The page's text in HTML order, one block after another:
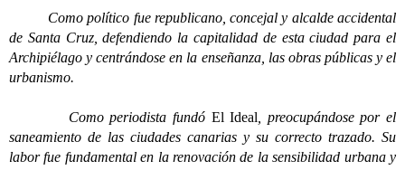
Como político fue republicano, concejal y alcalde accidental
de Santa Cruz, defendiendo la capitalidad de esta ciudad para el
Archipiélago y centrándose en la enseñanza, las obras públicas y el
urbanismo.
Como periodista fundó El Ideal , preocupándose por el
saneamiento de las ciudades canarias y su correcto trazado. Su
labor fue fundamental en la renovación de la sensibilidad urbana y